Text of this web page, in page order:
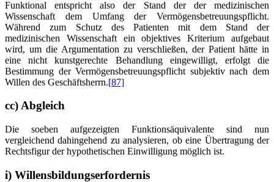
Funktional entspricht also der Stand der der medizinischen
Wissenschaft dem Umfang der Vermögensbetreuungspflicht.
Während zum Schutz des Patienten mit dem Stand der
medizinischen Wissenschaft ein objektives Kriterium aufgebaut
wird, um die Argumentation zu verschließen, der Patient hätte in
eine nicht kunstgerechte Behandlung eingewilligt, erfolgt die
Bestimmung der Vermögensbetreuungspflicht subjektiv nach dem
Willen des Geschäftsherrn.[87]
cc) Abgleich
Die soeben aufgezeigten Funktionsäquivalente sind nun
vergleichend dahingehend zu analysieren, ob eine Übertragung der
Rechtsfigur der hypothetischen Einwilligung möglich ist.
i) Willensbildungserfordernis